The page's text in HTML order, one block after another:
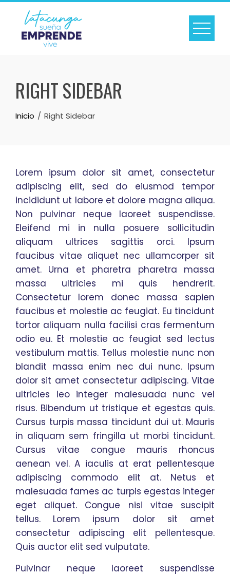
Skip
content
RIGHT SIDEBAR
Inicio Right Sidebar
Lorem ipsum dolor sit amet, consectetur
adipiscing elit, sed do eiusmod tempor
incididunt ut labore et dolore magna aliqua.
Non pulvinar neque laoreet suspendisse.
Eleifend mi in nulla posuere sollicitudin
aliquam ultrices sagittis orci. Ipsum
faucibus vitae aliquet nec ullamcorper sit
amet. Urna et pharetra pharetra massa
massa ultricies mi quis hendrerit.
Consectetur lorem donec massa sapien
faucibus et molestie ac feugiat. Eu tincidunt
tortor aliquam nulla facilisi cras fermentum
odio eu. Et molestie ac feugiat sed lectus
vestibulum mattis. Tellus molestie nunc non
blandit massa enim nec dui nunc. Ipsum
dolor sit amet consectetur adipiscing. Vitae
ultricies leo integer malesuada nunc vel
risus. Bibendum ut tristique et egestas quis.
Cursus turpis massa tincidunt dui ut. Mauris
in aliquam sem fringilla ut morbi tincidunt.
Cursus vitae congue mauris rhoncus
aenean vel. A iaculis at erat pellentesque
adipiscing commodo elit at. Netus et
malesuada fames ac turpis egestas integer
eget aliquet. Congue nisi vitae suscipit
tellus. Lorem ipsum dolor sit amet
consectetur adipiscing elit pellentesque.
Quis auctor elit sed vulputate.
Pulvinar neque laoreet suspendisse